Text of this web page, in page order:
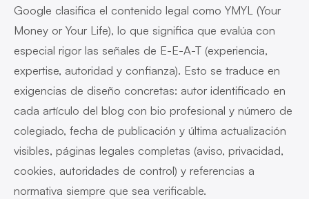
Google clasifica el contenido legal como YMYL (Your
Money or Your Life), lo que significa que evalúa con
especial rigor las señales de E-E-A-T (experiencia,
expertise, autoridad y confianza). Esto se traduce en
exigencias de diseño concretas: autor identificado en
cada artículo del blog con bio profesional y número de
colegiado, fecha de publicación y última actualización
visibles, páginas legales completas (aviso, privacidad,
cookies, autoridades de control) y referencias a
normativa siempre que sea verificable.